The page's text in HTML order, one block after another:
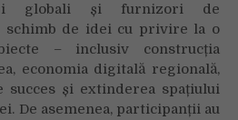
globali și furnizori de
schimb de idei cu privire la o
– inclusiv construcția
economia digitală regională,
succes și extinderea spațiului
De asemenea, participanții au